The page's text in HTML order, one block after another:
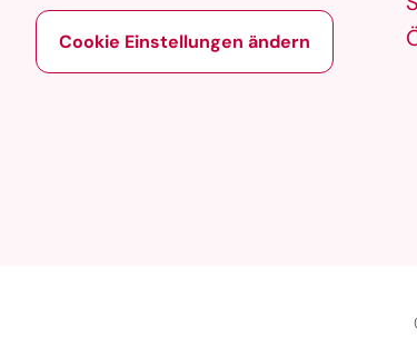
Cookie Einstellungen ändern